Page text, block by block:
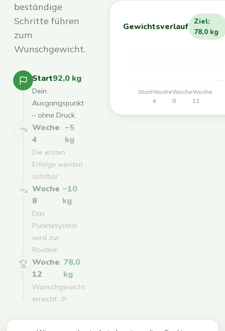
beständige
Schritte führen
zum
Wunschgewicht.
Start92,0 kg
Dein
Ausgangspunkt
– ohne Druck.
Woche
4
−5
kg
Die ersten
Erfolge werden
sichtbar.
Woche
8
−10
kg
Das
Punktesystem
wird zur
Routine.
Woche
12
78,0
kg
Wunschgewicht
erreicht. 🎉
Gewichtsverlauf
Ziel:
78,0 kg
StartWoche
4
Woche
8
Woche
12